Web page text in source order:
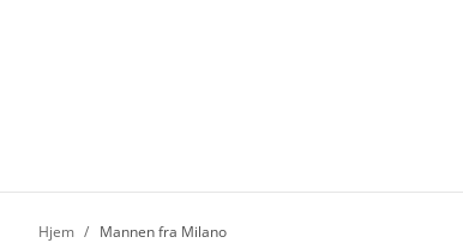
Hjem Mannen fra Milano